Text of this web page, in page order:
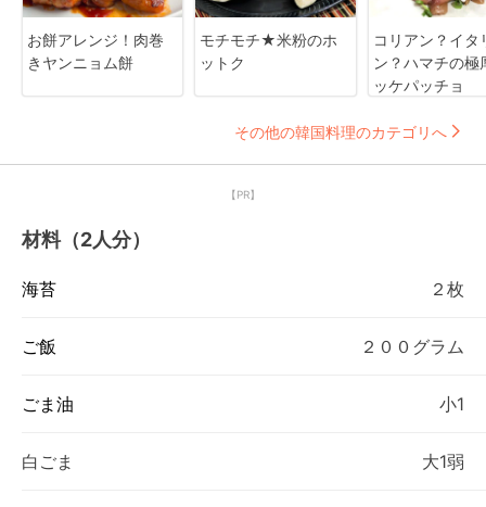
お餅アレンジ！肉巻
きヤンニョム餅
モチモチ★米粉のホ
ットク
コリアン？イタ
ン？ハマチの極
ッケパッチョ
その他の韓国料理のカテゴリへ
【PR】
材料（2人分）
海苔 ２枚
ご飯 ２００グラム
ごま油 小1
白ごま 大1弱